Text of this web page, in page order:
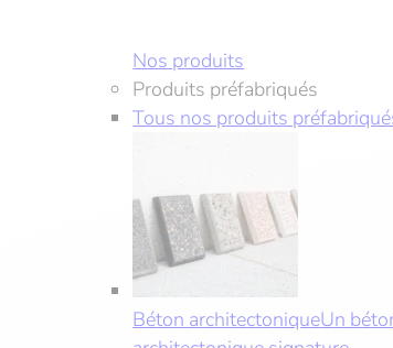
Nos produits
Produits préfabriqués
Tous nos produits
Béton architectoniqueUn